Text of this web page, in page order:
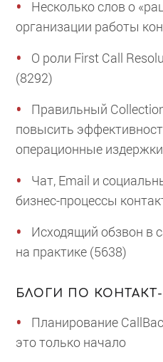
Несколько слов о
организации работы
О роли First Call
(8292)
Правильный
повысить
операционные
Чат, Email и
бизнес-процессы
Исходящий обзвон в
на практике (5638)
БЛОГИ ПО
Планирование
это только начало